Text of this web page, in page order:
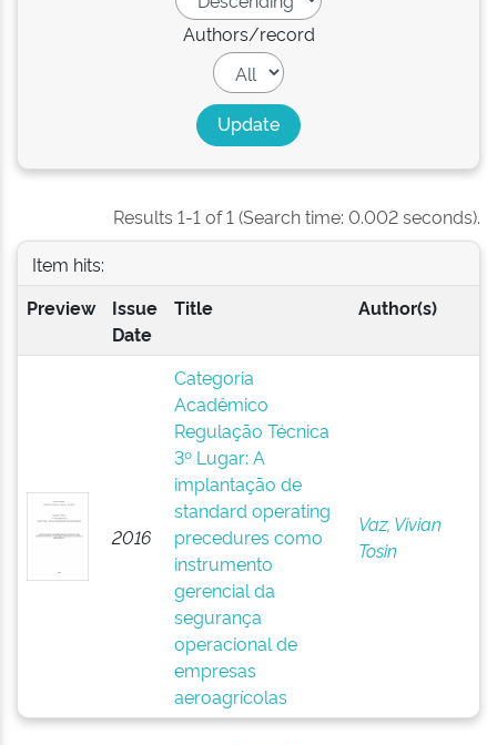
Authors/record
Results 1-1 of 1 (Search time: 0.002 seconds).
Item hits:
Preview
Issue
Date
Title Author(s)
2016
Categoria
Acadêmico
Regulação Técnica
3º Lugar: A
implantação de
standard operating
precedures como
instrumento
gerencial da
segurança
operacional de
empresas
aeroagrícolas
Vaz, Vivian
Tosin